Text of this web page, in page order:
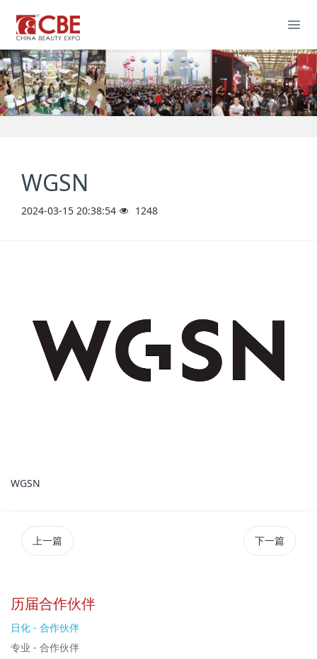
WGSN
2024-03-15 20:38:54 1248
WGSN
上一篇 下一篇
历届合作伙伴
日化 - 合作伙伴
专业 - 合作伙伴